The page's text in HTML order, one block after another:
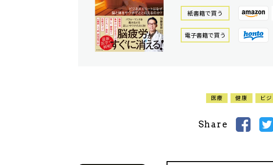
紙書籍で買う
電⼦書籍で買う
医療 健康 ビ
Share